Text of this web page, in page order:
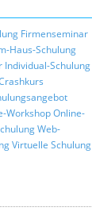
Firmenseminar
Haus-Schulung
Individual-Schulung
WorkshopOnline-
Web-
Virtuelle Schulung